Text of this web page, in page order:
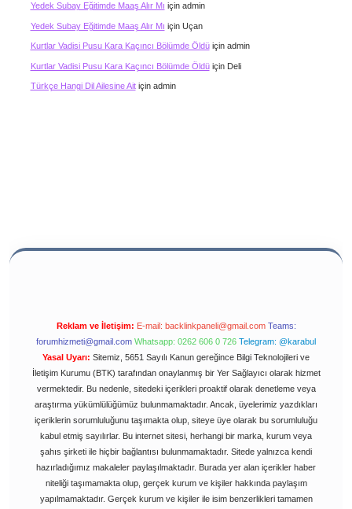
Yedek Subay Eğitimde Maaş Alır Mı için admin
Yedek Subay Eğitimde Maaş Alır Mı için Uçan
Kurtlar Vadisi Pusu Kara Kaçıncı Bölümde Öldüiçin admin
Kurtlar Vadisi Pusu Kara Kaçıncı Bölümde Öldüiçin Deli
Türkçe Hangi Dil Ailesine Aitiçin admin
Reklam ve İletişim: E-mail: backlinkpaneli@gmail.com Teams:
forumhizmeti@gmail.com Whatsapp: 0262 606 0 726 Telegram: @karabul
Yasal Uyarı: Sitemiz, 5651 Sayılı Kanun gereğince Bilgi Teknolojileri ve
İletişim Kurumu (BTK) tarafından onaylanmış bir Yer Sağlayıcı olarak hizmet
vermektedir. Bu nedenle, sitedeki içerikleri proaktif olarak denetleme veya
araştırma yükümlülüğümüz bulunmamaktadır. Ancak, üyelerimiz yazdıkları
içeriklerin sorumluluğunu taşımakta olup, siteye üye olarak bu sorumluluğu
kabul etmiş sayılırlar. Bu internet sitesi, herhangi bir marka, kurum veya
şahıs şirketi ile hiçbir bağlantısı bulunmamaktadır. Sitede yalnızca kendi
hazırladığımız makaleler paylaşılmaktadır. Burada yer alan içerikler haber
niteliği taşımamakta olup, gerçek kurum ve kişiler hakkında paylaşım
yapılmamaktadır. Gerçek kurum ve kişiler ile isim benzerlikleri tamamen